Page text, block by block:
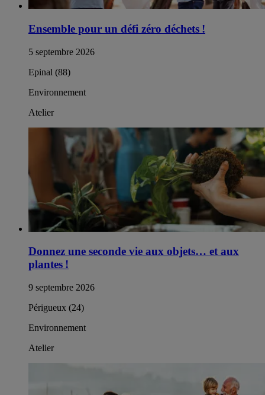
Ensemble pour un défi zéro déchets !
5 septembre 2026
Epinal (88)
Environnement
Atelier
Donnez une seconde vie aux objets… et aux
plantes !
9 septembre 2026
Périgueux (24)
Environnement
Atelier